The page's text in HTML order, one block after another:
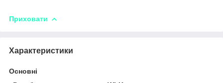
Приховати
Характеристики
Основні